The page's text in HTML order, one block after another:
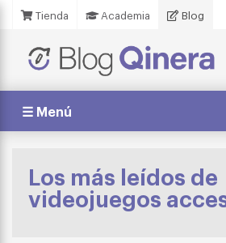
Tienda Academia Blog
☰ Menú
Los más leídos de
videojuegos